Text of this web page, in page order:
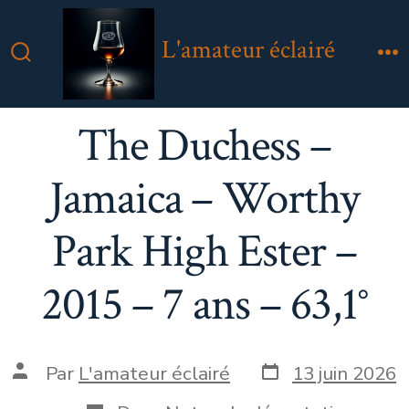
au
Bascule
Rechercher
L'amateur éclairé
The Duchess –
Jamaica – Worthy
Park High Ester –
2015 – 7 ans – 63,1°
Auteur
Par L'amateur éclairé Date
de
13 juin 2026